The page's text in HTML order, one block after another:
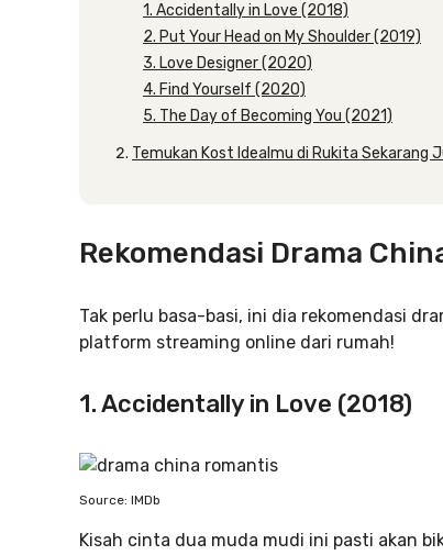
1. Accidentally in Love (2018)
2. Put Your Head on My Shoulder (2019)
3. Love Designer (2020)
4. Find Yourself (2020)
5. The Day of Becoming You (2021)
Temukan Kost Idealmu di Rukita Sekarang
Rekomendasi Drama
Tak perlu basa-basi, ini dia rekomendasi
platform streaming online dari rumah!
1. Accidentally in Love (2018)
Source: IMDb
Kisah cinta dua muda mudi ini pasti akan